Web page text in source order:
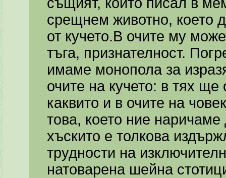
срещнем животно, което
от кучето.В очите му
тъга, признателност.
имаме монопола за
очите на кучето: в тях
каквито и в очите на
това, което ние
хъскито е толкова
трудности на
натоварена шейна